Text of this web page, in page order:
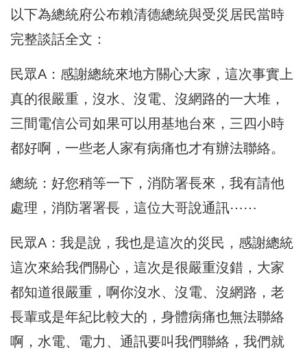
以下為總統府公布賴清德總統與受災居民當時
完整談話全文：
民眾A：感謝總統來地方關心大家，這次事實上
真的很嚴重，沒水、沒電、沒網路的一大堆，
三間電信公司如果可以用基地台來，三四小時
都好啊，一些老人家有病痛也才有辦法聯絡。
總統：好您稍等一下，消防署長來，我有請他
處理，消防署署長，這位大哥說通訊⋯⋯
民眾A：我是說，我也是這次的災民，感謝總統
這次來給我們關心，這次是很嚴重沒錯，大家
都知道很嚴重，啊你沒水、沒電、沒網路，老
長輩或是年紀比較大的，身體病痛也無法聯絡
啊，水電、電力、通訊要叫我們聯絡，我們就